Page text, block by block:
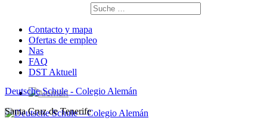
Buscar
por:
Contacto y mapa
Ofertas de empleo
Nas
FAQ
DST Aktuell
Deutsche Schule - Colegio Alemán
Santa Cruz de Tenerife